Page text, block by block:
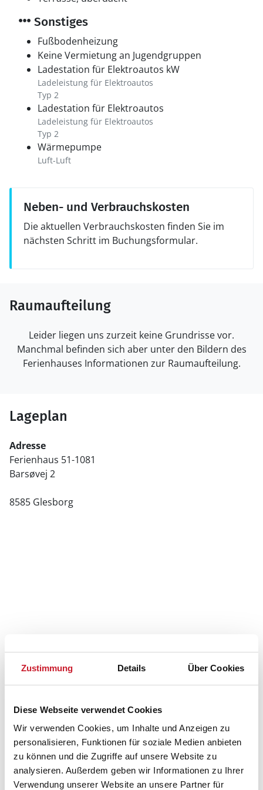
Zustimmung Details Über Cookies
Diese Webseite verwendet Cookies
Wir verwenden Cookies, um Inhalte und Anzeigen zu
personalisieren, Funktionen für soziale Medien anbieten
zu können und die Zugriffe auf unsere Website zu
analysieren. Außerdem geben wir Informationen zu Ihrer
Verwendung unserer Website an unsere Partner für
Sonstiges
Fußbodenheizung
Keine Vermietung an Jugendgruppen
Ladestation für Elektroautos kW
Ladeleistung für Elektroautos
Typ 2
Ladestation für Elektroautos
Ladeleistung für Elektroautos
Typ 2
Wärmepumpe
Luft-Luft
Neben- und Verbrauchskosten
Die aktuellen Verbrauchskosten finden Sie im
nächsten Schritt im Buchungsformular.
Raumaufteilung
Leider liegen uns zurzeit keine Grundrisse vor.
Manchmal befinden sich aber unter den Bildern des
Ferienhauses Informationen zur Raumaufteilung.
Lageplan
Adresse
Ferienhaus 51-1081
Barsøvej 2
8585 Glesborg
Belegungskalender
Reisedauer auswählen